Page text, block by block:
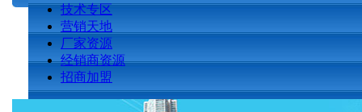
技术专区
营销天地
厂家资源
经销商资源
招商加盟